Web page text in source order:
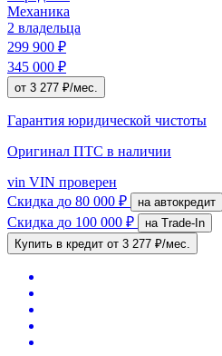
Механика
2 владельца
299 900 ₽
345 000 ₽
от 3 277 ₽/мес.
Гарантия юридической чистоты
Оригинал ПТС в наличии
vin VIN проверен
Скидка до 80 000 ₽ на автокредит
Скидка до 100 000 ₽
на Trade-In
Купить в кредит от 3 277 ₽/мес.